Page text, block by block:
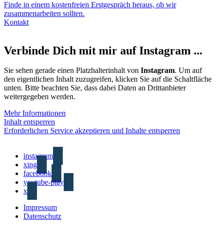
Finde in einem kostenfreien Erstgespräch heraus, ob wir
zusammenarbeiten sollten.
Kontakt
Verbinde Dich mit mir auf Instagram ...
Sie sehen gerade einen Platzhalterinhalt von Instagram. Um auf
den eigentlichen Inhalt zuzugreifen, klicken Sie auf die Schaltfläche
unten. Bitte beachten Sie, dass dabei Daten an Drittanbieter
weitergegeben werden.
Mehr Informationen
Inhalt entsperren
Erforderlichen Service akzeptieren und Inhalte entsperren
instagram
xing
facebook
youtube-play
x
Impressum
Datenschutz